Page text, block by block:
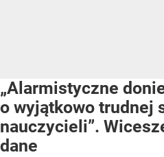
„Alarmistyczne
o wyjątkowo trudnej
nauczycieli”.
dane